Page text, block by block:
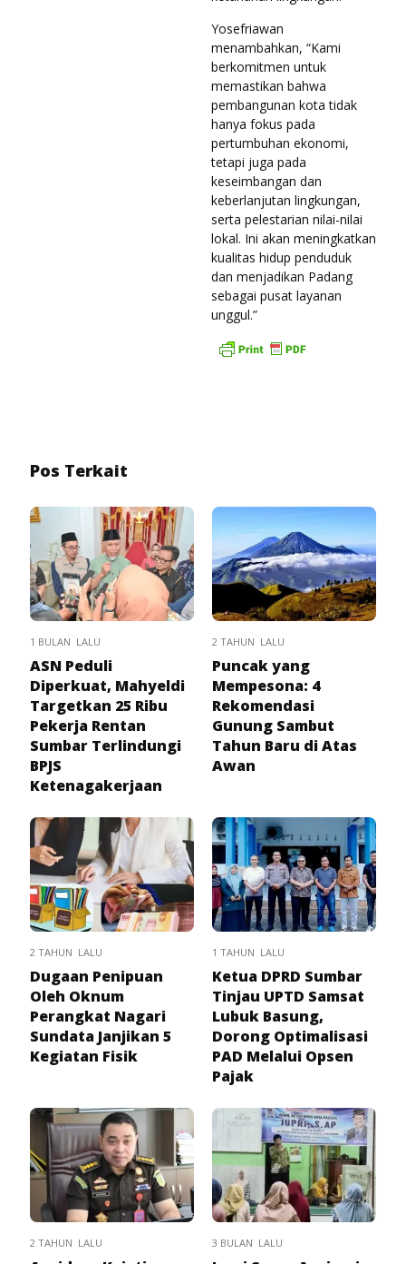
Yosefriawan
menambahkan, “Kami
berkomitmen untuk
memastikan bahwa
pembangunan kota tidak
hanya fokus pada
pertumbuhan ekonomi,
tetapi juga pada
keseimbangan dan
keberlanjutan lingkungan,
serta pelestarian nilai-nilai
lokal. Ini akan meningkatkan
kualitas hidup penduduk
dan menjadikan Padang
sebagai pusat layanan
unggul.”
Pos Terkait
1 BULAN LALU
ASN Peduli
Diperkuat, Mahyeldi
Targetkan 25 Ribu
Pekerja Rentan
Sumbar Terlindungi
BPJS
Ketenagakerjaan
2 TAHUN LALU
Puncak yang
Mempesona: 4
Rekomendasi
Gunung Sambut
Tahun Baru di Atas
Awan
2 TAHUN LALU
Dugaan Penipuan
Oleh Oknum
Perangkat Nagari
Sundata Janjikan 5
Kegiatan Fisik
1 TAHUN LALU
Ketua DPRD Sumbar
Tinjau UPTD Samsat
Lubuk Basung,
Dorong Optimalisasi
PAD Melalui Opsen
Pajak
2 TAHUN LALU 3 BULAN LALU